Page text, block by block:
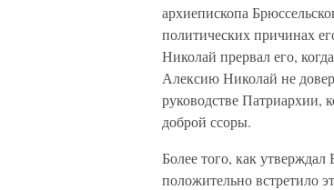
архиепископа
политических причинах
Николай прервал его,
Алексию Николай не
руководстве Патриархии,
доброй ссоры.
Более того, как
положительно встретило